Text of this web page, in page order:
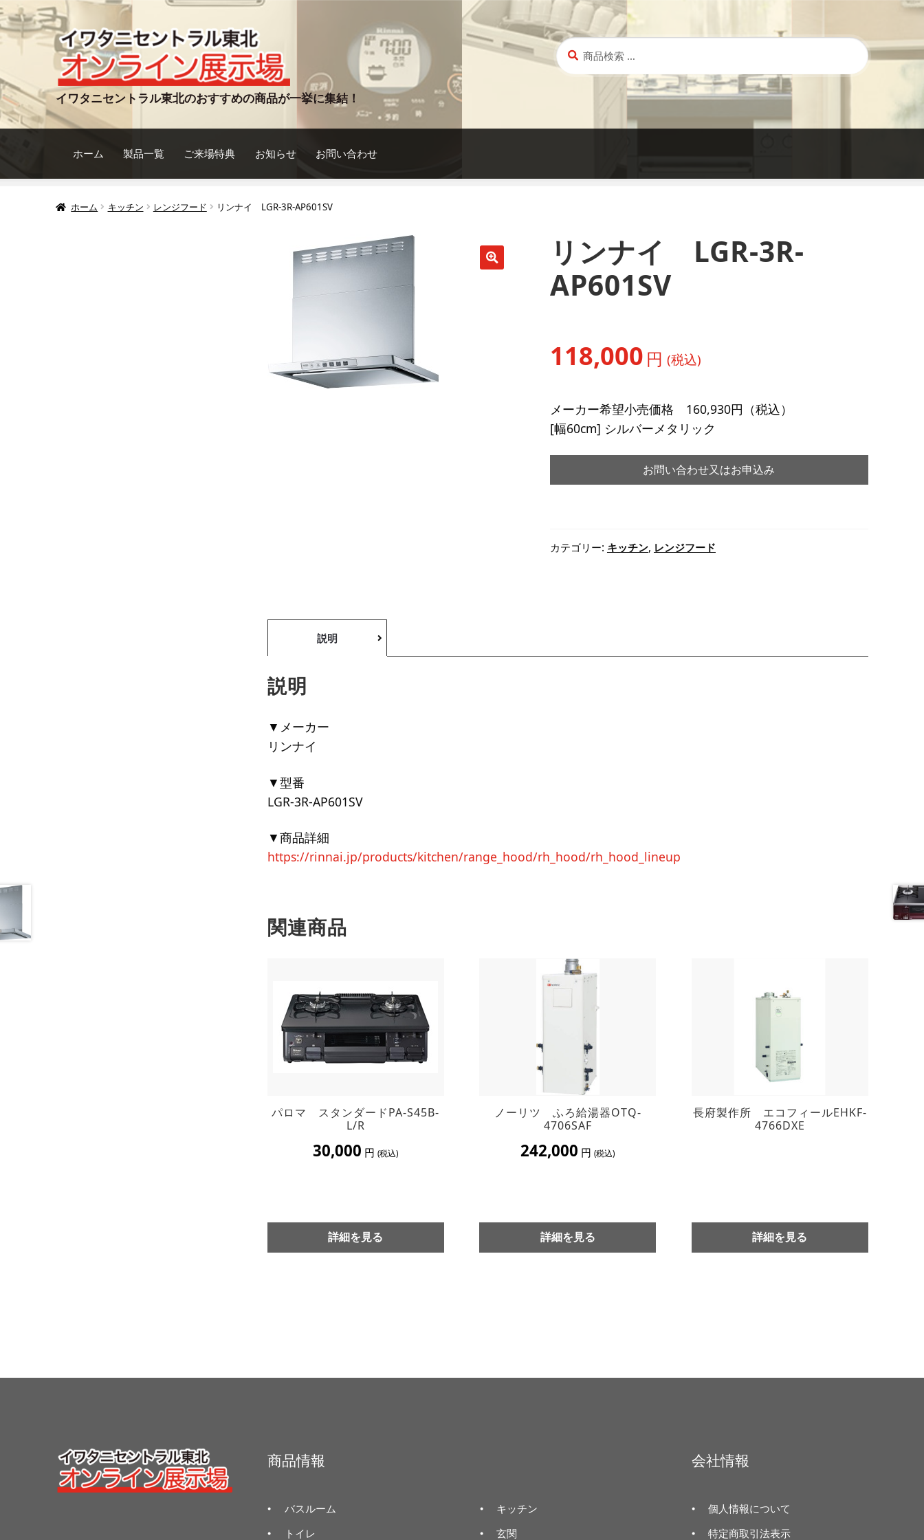
ナ
ビ
ゲ
ー
シ
ョ
ン
キ
ッ
コ
ン
テ
ン
ツ
へ
ス
プ
イワタニセントラル東北のおすすめの商品が一挙に集結！
検
索
検
索
ホーム 製品一覧 ご来場特典 お知らせ お問い合わせ
ホーム キッチン レンジフード リンナイ LGR-3R-AP601SV
リンナイ LGR-3R-
AP601SV
118,000 円 (税込)
メーカー希望小売価格 160,930円（税込）
[幅60cm] シルバーメタリック
お問い合わせ又はお申込み
カテゴリー: キッチン, レンジフード
説明
説明
▼メーカー
リンナイ
▼型番
LGR-3R-AP601SV
▼商品詳細
https://rinnai.jp/products/kitchen/range_hood/rh_hood/rh_hood_lineup
関連商品
パロマ スタンダードPA-S45B-
L/R
30,000 円 (税込)
詳細を見る
ノーリツ ふろ給湯器OTQ-
4706SAF
242,000 円 (税込)
詳細を見る
長府製作所 エコフィールEHKF-
4766DXE
詳細を見る
商品情報
バスルーム
トイレ
キッチン
玄関
会社情報
個人情報について
特定商取引法表示